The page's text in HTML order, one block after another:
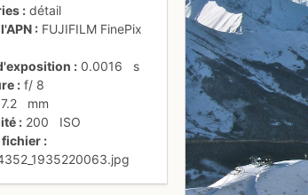
détail
FUJIFILM FinePix
0.0016
s
f/8
7.2
mm
200
ISO
fichier